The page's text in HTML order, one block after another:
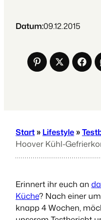
Datum:09.12.2015
Start» Lifestyle»
Hoover Kühl-
Erinnert ihr euch an
Küche? Nach einer
knapp 4 Wochen,